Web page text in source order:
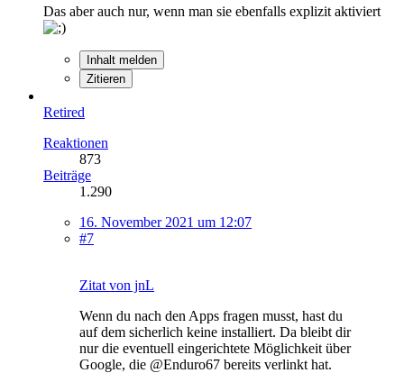
Das aber auch nur, wenn man sie ebenfalls explizit aktiviert
Inhalt melden
Zitieren
Retired
Reaktionen
873
Beiträge
1.290
16. November 2021 um 12:07
#7
Zitat von jnL
Wenn du nach den Apps fragen musst, hast du
auf dem sicherlich keine installiert. Da bleibt dir
nur die eventuell eingerichtete Möglichkeit über
Google, die @Enduro67 bereits verlinkt hat.